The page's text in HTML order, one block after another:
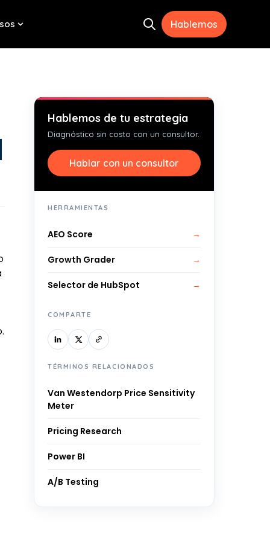
for Herramientas Open search
Hablemos
Hablemos de tu estrategia
Diagnóstico sin costo con un consultor.
Hablar con un consultor
HERRAMIENTAS
AEO Score →
Growth Grader →
Selector de HubSpot →
COMPARTE
TÉRMINOS RELACIONADOS
Van Westendorp Price Sensitivity
Meter
Pricing Research
Power BI
A/B Testing